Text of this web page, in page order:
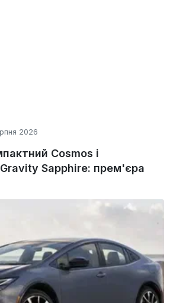
2026
Cosmos і
Sapphire: прем'єра